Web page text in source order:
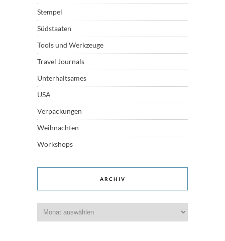
Stempel
Südstaaten
Tools und Werkzeuge
Travel Journals
Unterhaltsames
USA
Verpackungen
Weihnachten
Workshops
ARCHIV